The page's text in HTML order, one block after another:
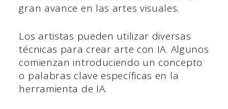
gran avance en las artes visuales.
Los artistas pueden utilizar diversas
técnicas para crear arte con IA. Algunos
comienzan introduciendo un concepto
o palabras clave específicas en la
herramienta de IA.